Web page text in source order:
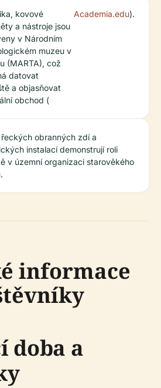
kovové
a nástroje jsou
v Národním
muzeu v
(MARTA), což
datovat
a objasňovat
obchod (
Academia.edu).
obranných zdí a
instalací demonstrují roli
v územní organizaci starověkého
informace
doba a